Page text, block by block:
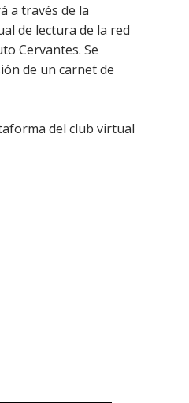
a través de la
de lectura de la red
Cervantes. Se
de un carnet de
del club virtual